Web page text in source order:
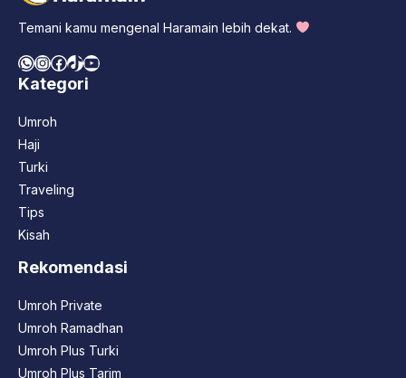
Temani kamu mengenal Haramain lebih dekat.
WhatsApp
Instagram
Facebook
TikTok
YouTube
Kategori
Umroh
Haji
Turki
Traveling
Tips
Kisah
Rekomendasi
Umroh Private
Umroh Ramadhan
Umroh Plus Turki
Umroh Plus Tarim